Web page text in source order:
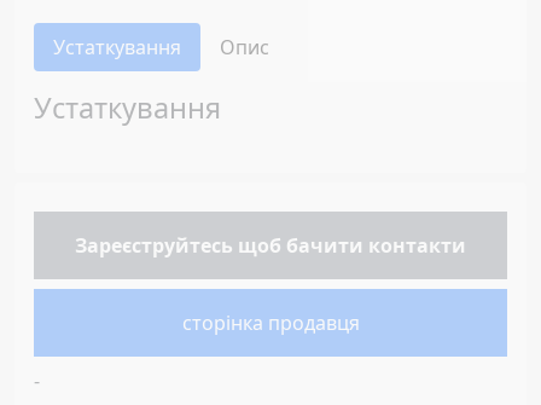
Устаткування Опис
Устаткування
Зареєструйтесь щоб бачити контакти
сторінка продавця
-